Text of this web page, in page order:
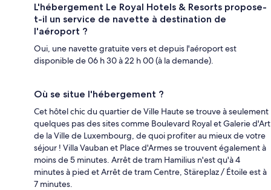
L'hébergement Le Royal Hotels & Resorts propose-
t-il un service de navette à destination de
l'aéroport ?
Oui, une navette gratuite vers et depuis l'aéroport est
disponible de 06 h 30 à 22 h 00 (à la demande).
Où se situe l'hébergement ?
Cet hôtel chic du quartier de Ville Haute se trouve à seulement
quelques pas des sites comme Boulevard Royal et Galerie d'Art
de la Ville de Luxembourg, de quoi profiter au mieux de votre
séjour ! Villa Vauban et Place d'Armes se trouvent également à
moins de 5 minutes. Arrêt de tram Hamilius n'est qu'à 4
minutes à pied et Arrêt de tram Centre, Stäreplaz / Étoile est à
7 minutes.